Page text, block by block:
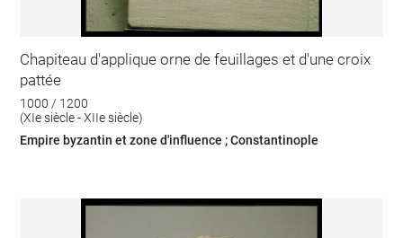
Chapiteau d'applique orne de feuillages et d'une croix
pattée
1000 / 1200
(XIe siècle - XIIe siècle)
Empire byzantin et zone d'influence ; Constantinople